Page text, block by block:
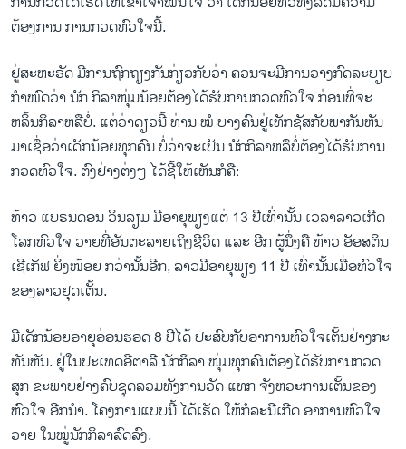
ຊີວິດຊາວລາວ
ຊຸມຊົນຊາວລາວ
ວິທະຍາສາດ-ເທັກໂນໂລຈີ
ທຸລະກິດ
ພາສາອັງກິດ
ວີດີໂອ
ສຽງ
ລາຍການກະຈາຍສຽງ
ລາຍງານ
ຕິດຕາມພວກເຮົາ ທີ່
ພາສາຕ່າງໆ
ຕ້ອງການ ການກວດຫົວໃຈນີ້.
ຢູ່ສະຫະຣັດ ມີການຖົກຖຽງກັນກ່ຽວກັບວ່າ ຄວນຈະມີການວາງກົດລະບຽບ
ກຳໜົດວ່າ ນັກ ກິລາໜຸ່ມນ້ອຍຕ້ອງໄດ້ຮັບການກວດຫົວໃຈ ກ່ອນທີ່ຈະ
ຫລິ້ນກິລາຫລືບໍ່. ແຕ່ວ່າດຽວນີ້ ທ່ານ ໝໍ ບາງຄົນຢູ່ເທັກຊັສກັບພາກັນຫັນ
ມາເຊື່ອວ່າເດັກນ້ອຍທຸກຄົນ ບໍ່ວ່າຈະເປັນ ນັກກິລາຫລືບໍ່ຕ້ອງໄດ້ຮັບການ
ກວດຫົວໃຈ. ຕົງ​ຢ່າງ​ຕ່ງໆ ​ໄດ້​ຊີ້​ໃຫ້​ເຫັນ​ກໍ​ຄື:
ທ້າວ ແບຣນດອນ ວິນລຽມ ມີອາຍຸພຽງແຕ່ 13 ປີເທົ່ານັ້ນ ເວລາລາວ​ເກີດ​
ໂລກຫົວໃຈ ວາຍທີ່ອັນຕະລາຍເຖິງຊີວິດ ​ແລະ ອີກ ຜູ້​ນຶ່ງ​ຄື ທ້າວ ອັອສຕິນ
ເຊີເກັຟ ຍິ່ງໜ້ອຍ ກວ່ານັ້ນອີກ, ລາວມີ​ອາຍຸພຽງ 11 ປີ ເທົ່ານັ້ນເມື່ອຫົວໃຈ
ຂອງລາວຢຸດເຕັ້ນ.
ມີເດັກນ້ອຍອາຍຸອ່ອນຮອດ 8 ປີໄດ້ ປະສົບກັບອາການຫົວໃຈເຕັ້ນຢ່າງກະ
ທັນຫັນ. ຢູ່​ໃນ​ປະ​ເທດອີຕາລີ ນັກກິລາ ໜຸ່ມທຸກ​ຄົນ​ຕ້ອງໄດ້ຮັບການກວດ
ສຸກ ຂະພາບຢ່າງຄົບຊຸດລວມທັງການວັດ ແທກ ຈັງຫວະການເຕັ້ນຂອງ
ຫົວໃຈ ອີກນຳ. ໂຄງການ​ແບບນີ້ ໄດ້ເຮັດ ໃຫ້ກໍລະນີເກີດ ອາການຫົວໃຈ
ວາຍ ໃນໝູ່ນັກກິລາລົດລົງ.